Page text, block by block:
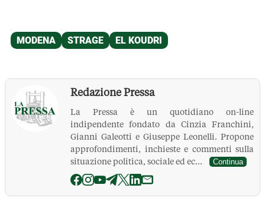
Redazione Pressa
La Pressa è un quotidiano on-line
indipendente fondato da Cinzia Franchini,
Gianni Galeotti e Giuseppe Leonelli. Propone
approfondimenti, inchieste e commenti sulla
situazione politica, sociale ed ec...
Continua